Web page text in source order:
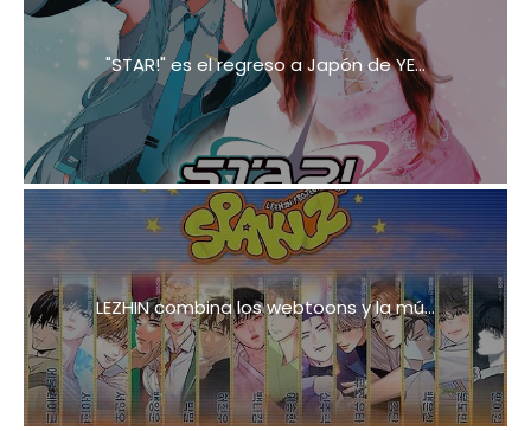
"STAR!" es el regreso a Japón de YE...
LEZHIN combina los webtoons y la mú...